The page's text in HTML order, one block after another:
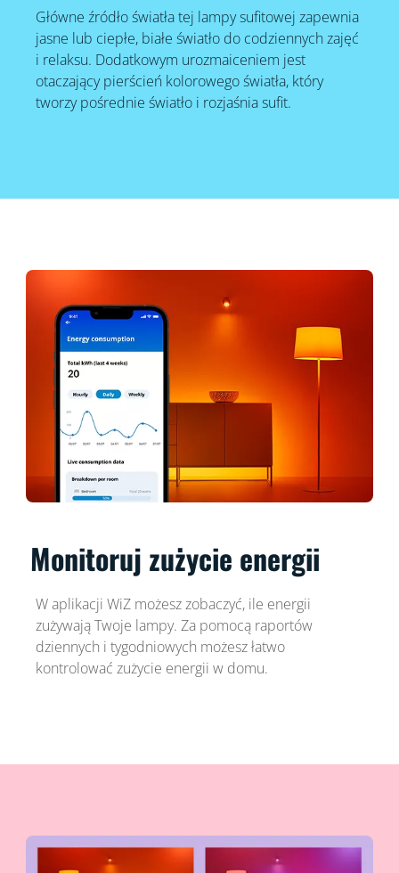
Główne źródło światła tej lampy sufitowej zapewnia
jasne lub ciepłe, białe światło do codziennych zajęć
i relaksu. Dodatkowym urozmaiceniem jest
otaczający pierścień kolorowego światła, który
tworzy pośrednie światło i rozjaśnia sufit.
Monitoruj zużycie energii
W aplikacji WiZ możesz zobaczyć, ile energii
zużywają Twoje lampy. Za pomocą raportów
dziennych i tygodniowych możesz łatwo
kontrolować zużycie energii w domu.